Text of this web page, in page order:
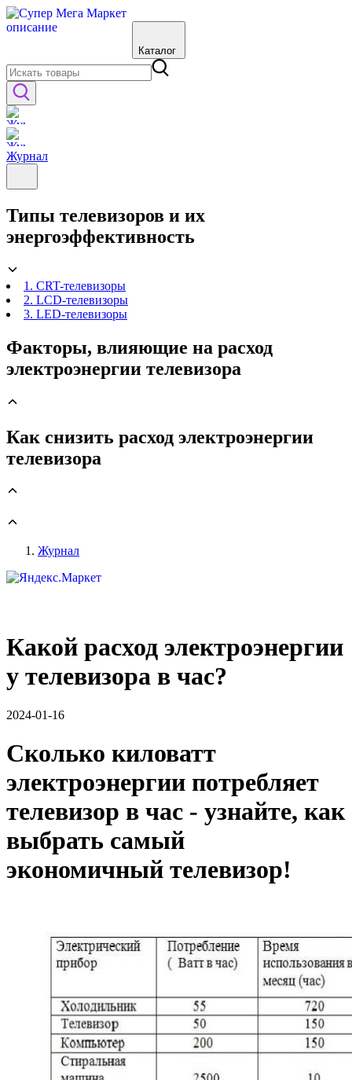
Каталог
Журнал
Типы телевизоров и их
энергоэффективность
1. CRT-телевизоры
2. LCD-телевизоры
3. LED-телевизоры
Факторы, влияющие на расход
электроэнергии телевизора
Как снизить расход электроэнергии
телевизора
Журнал
Какой расход электроэнергии
у телевизора в час?
2024-01-16
Сколько киловатт
электроэнергии потребляет
телевизор в час - узнайте, как
выбрать самый
экономичный телевизор!